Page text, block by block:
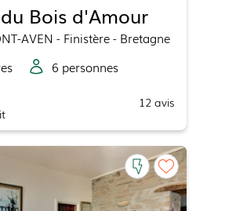
Bois d'Amour
AVEN - Finistère - Bretagne
s 6 personnes
12 avis